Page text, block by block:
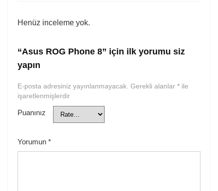
Henüz inceleme yok.
“Asus ROG Phone 8” için ilk yorumu siz
yapın
E-posta adresiniz yayınlanmayacak. Gerekli alanlar * ile
işaretlenmişlerdir
Puanınız
Yorumun *